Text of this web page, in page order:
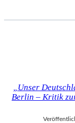
„Unser
Berlin – Kritik